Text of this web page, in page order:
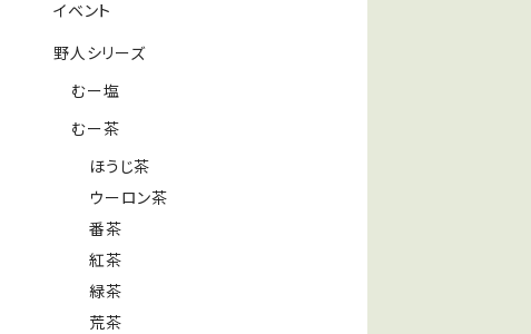
イベント
野人シリーズ
むー塩
むー茶
ほうじ茶
ウーロン茶
番茶
紅茶
緑茶
荒茶